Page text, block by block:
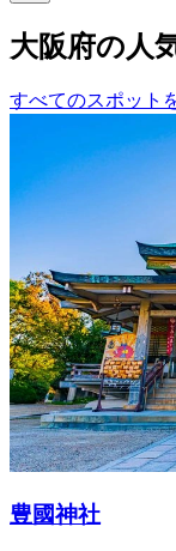
大阪府の人
すべてのスポット
豊國神社